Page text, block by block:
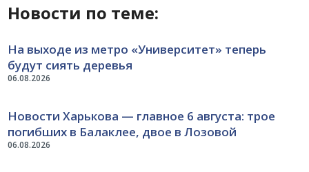
Новости по теме:
06.08.2026
На выходе из метро «Университет» теперь
будут сиять деревья
06.08.2026
Новости Харькова — главное 6 августа: трое
погибших в Балаклее, двое в Лозовой